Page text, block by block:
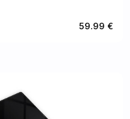
59.99 €